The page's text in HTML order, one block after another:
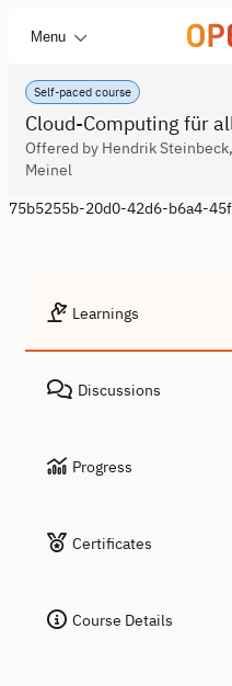
Menu
Self-paced course
Cloud-Computing für
Offered by Hendrik
Meinel
75b5255b-20d0-42d6-b6a4-
Learnings
Discussions
Progress
Certificates
Course Details